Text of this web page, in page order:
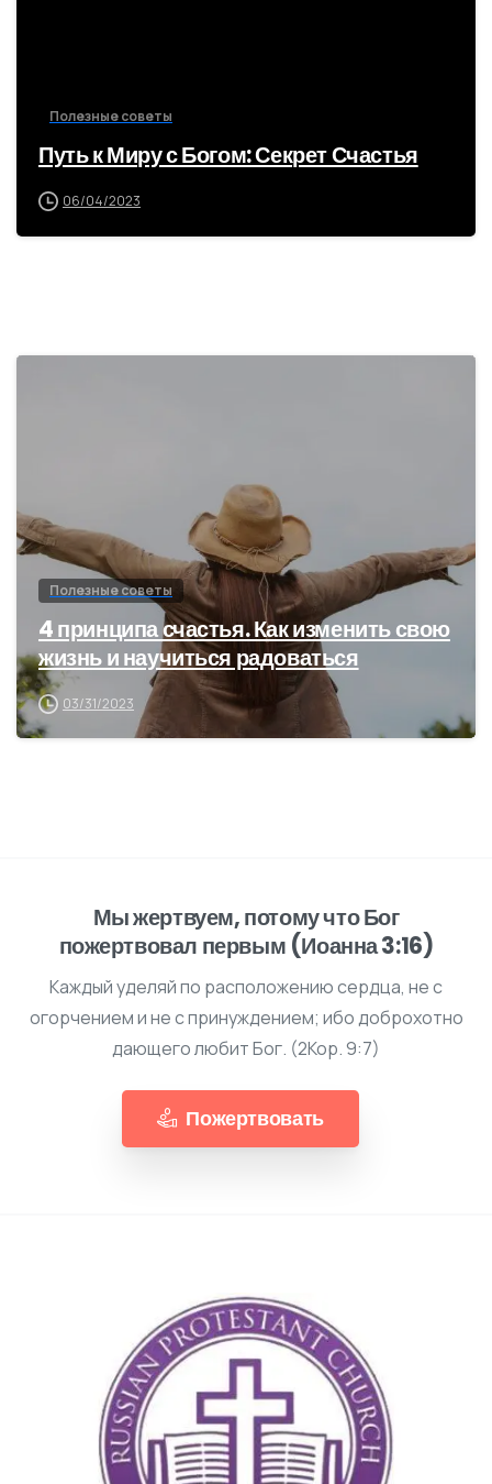
Полезные советы
Путь к Миру с Богом: Секрет Счастья
06/04/2023
Полезные советы
4 принципа счастья. Как изменить свою
жизнь и научиться радоваться
03/31/2023
Мы жертвуем, потому что Бог
пожертвовал первым (Иоанна 3:16)
Каждый уделяй по расположению сердца, не с
огорчением и не с принуждением; ибо доброхотно
дающего любит Бог. (2Кор. 9:7)
Пожертвовать